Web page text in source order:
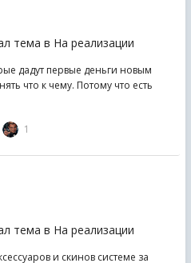
тема в На реализации
дадут первые деньги новым
что к чему. Потому что есть
1
тема в На реализации
и скинов системе за